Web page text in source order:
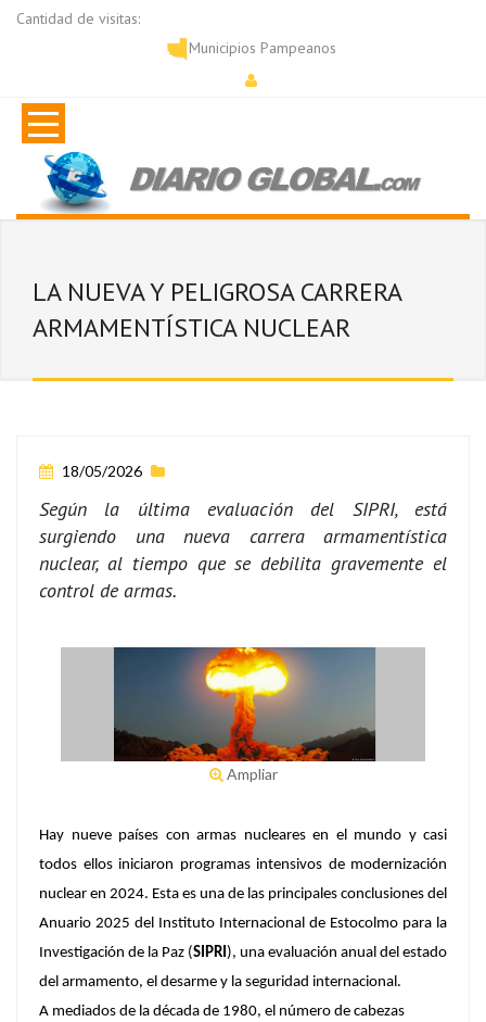
Cantidad de visitas:
Municipios Pampeanos
LA NUEVA Y PELIGROSA CARRERA
ARMAMENTÍSTICA NUCLEAR
18/05/2026
Según la última evaluación del SIPRI, está
surgiendo una nueva carrera armamentística
nuclear, al tiempo que se debilita gravemente el
control de armas.
Ampliar
Hay nueve países con armas nucleares en el mundo y casi
todos ellos iniciaron programas intensivos de modernización
nuclear en 2024. Esta es una de las principales conclusiones del
Anuario 2025 del Instituto Internacional de Estocolmo para la
Investigación de la Paz (SIPRI), una evaluación anual del estado
del armamento, el desarme y la seguridad internacional.
A mediados de la década de 1980, el número de cabezas